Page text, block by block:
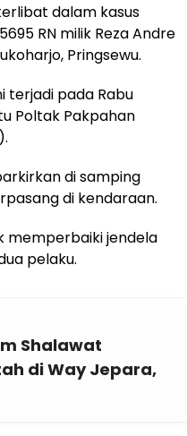
dalam kasus
RN milik Reza Andre
Pringsewu.
terjadi pada Rabu
Poltak Pakpahan
di samping
di kendaraan.
memperbaiki jendela
pelaku.
Shalawat
di Way Jepara,